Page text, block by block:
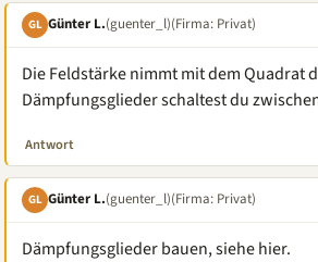
GL Günter L.(guenter_l)(Firma: Privat)
Die Feldstärke nimmt mit dem Quadrat
Dämpfungsglieder schaltest du
Antwort
GL Günter L.(guenter_l)(Firma: Privat)
Dämpfungsglieder bauen, siehe hier.